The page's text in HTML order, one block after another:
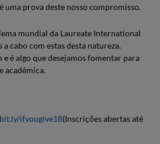
uma prova deste nosso compromisso.
mundial da Laureate International
cabo com estas desta natureza.
e é algo que desejamos fomentar para
académica.
ifyougive18(Inscrições abertas até